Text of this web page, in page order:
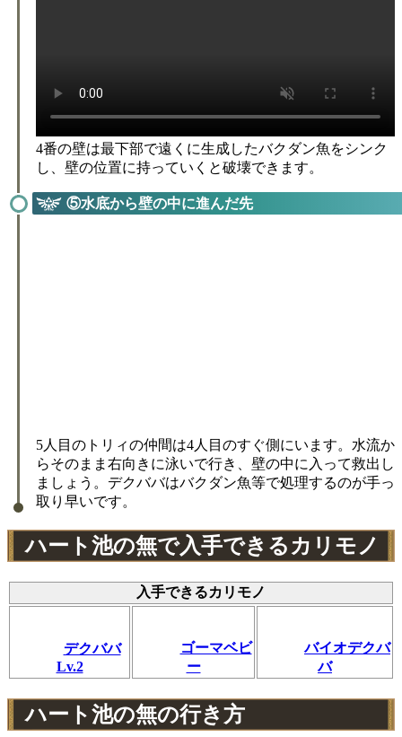
4番の壁は最下部で遠くに生成したバクダン魚をシンク
し、壁の位置に持っていくと破壊できます。
⑤水底から壁の中に進んだ先
5人目のトリィの仲間は4人目のすぐ側にいます。水流か
らそのまま右向きに泳いで行き、壁の中に入って救出し
ましょう。デクババはバクダン魚等で処理するのが手っ
取り早いです。
ハート池の無で入手できるカリモノ
入手できるカリモノ
デクババ
Lv.2
ゴーマベビ
ー
バイオデクバ
バ
ハート池の無の行き方